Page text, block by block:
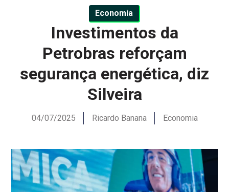
Economia
Investimentos da
Petrobras reforçam
segurança energética, diz
Silveira
04/07/2025 Ricardo Banana Economia